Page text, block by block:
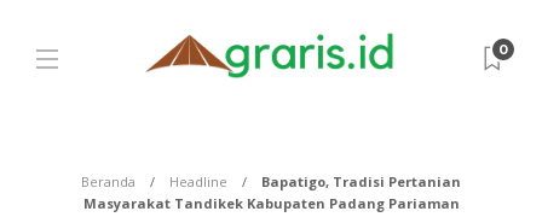
0
Beranda Headline
Bapatigo, Tradisi Pertanian
Masyarakat Tandikek Kabupaten Padang Pariaman